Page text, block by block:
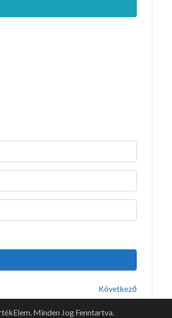
Következő
Minden Jog Fenntartva.